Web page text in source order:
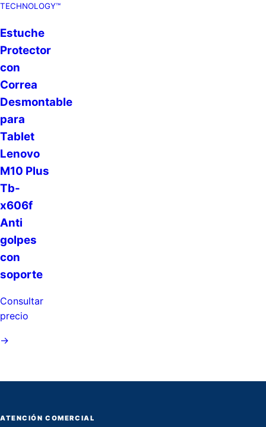
TECHNOLOGY™
Estuche
Protector
con
Correa
Desmontable
para
Tablet
Lenovo
M10 Plus
Tb-
x606f
Anti
golpes
con
soporte
Consultar
precio
→
ATENCIÓN COMERCIAL